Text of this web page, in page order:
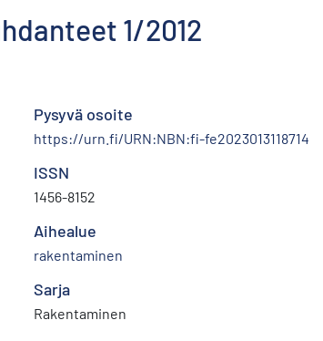
1/2012
Pysyvä osoite
https://urn.fi/URN:NBN:fi-fe2023013118714
ISSN
1456-8152
Aihealue
rakentaminen
Sarja
Rakentaminen